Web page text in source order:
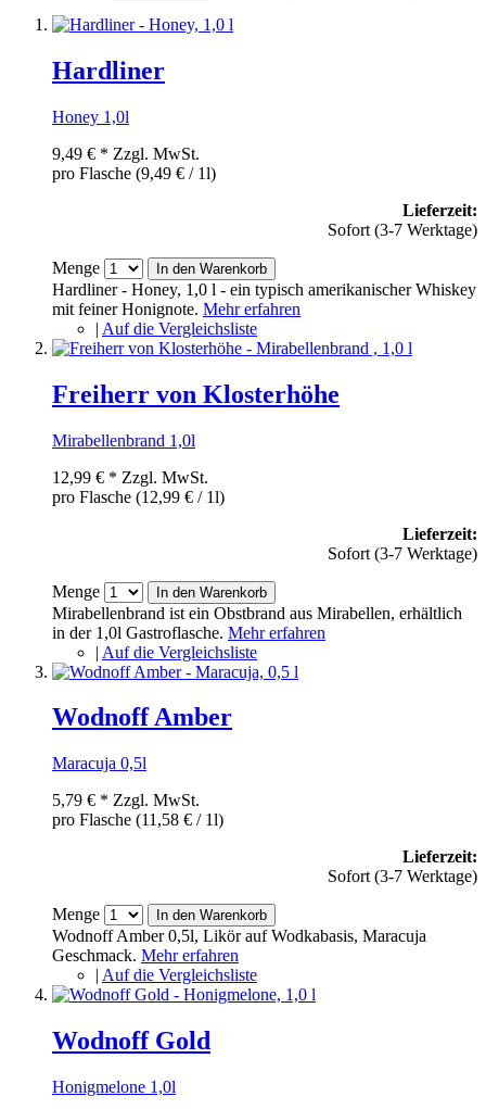
Hardliner
Honey 1,0l
9,49 € * Zzgl. MwSt.
pro Flasche (9,49 € / 1l)
Lieferzeit:
Sofort (3-7 Werktage)
Menge In den Warenkorb
Hardliner - Honey, 1,0 l - ein typisch amerikanischer Whiskey
mit feiner Honignote. Mehr erfahren
| Auf die Vergleichsliste
Freiherr von Klosterhöhe
Mirabellenbrand 1,0l
12,99 € * Zzgl. MwSt.
pro Flasche (12,99 € / 1l)
Lieferzeit:
Sofort (3-7 Werktage)
Menge In den Warenkorb
Mirabellenbrand ist ein Obstbrand aus Mirabellen, erhältlich
in der 1,0l Gastroflasche. Mehr erfahren
| Auf die Vergleichsliste
Wodnoff Amber
Maracuja 0,5l
5,79 € * Zzgl. MwSt.
pro Flasche (11,58 € / 1l)
Lieferzeit:
Sofort (3-7 Werktage)
Menge In den Warenkorb
Wodnoff Amber 0,5l, Likör auf Wodkabasis, Maracuja
Geschmack. Mehr erfahren
| Auf die Vergleichsliste
Wodnoff Gold
Honigmelone 1,0l